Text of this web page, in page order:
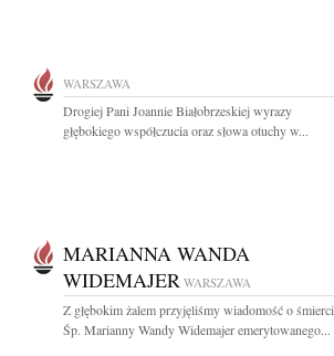
WARSZAWA
Drogiej Pani Joannie Białobrzeskiej wyrazy
głębokiego współczucia oraz słowa otuchy w...
MARIANNA WANDA
WIDEMAJER WARSZAWA
Z głębokim żalem przyjęliśmy wiadomość o śmierci
Śp. Marianny Wandy Widemajer emerytowanego...